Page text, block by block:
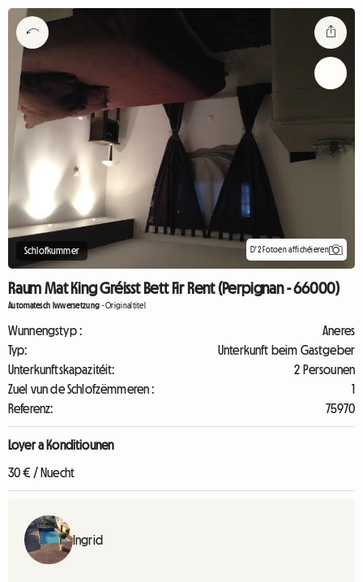
Schlofkummer D'2 Fotoen affichéieren
Raum Mat King Gréisst Bett Fir Rent (Perpignan - 66000)
Automatesch Iwwersetzung -Originaltitel
Wunnengstyp :
Aneres
Typ:
Unterkunft beim Gastgeber
Unterkunftskapazitéit:
2 Persounen
Zuel vun de Schlofzëmmeren :
1
Referenz:
75970
Loyer a Konditiounen
30 € / Nuecht
Ingrid